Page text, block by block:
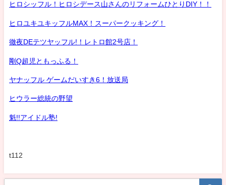
ヒロシッフル！ヒロシデース山さんのリフォームひとりDIY！！
ヒロユキユキッフルMAX！スーパークッキング！
徹夜DEテツヤッフル!！レトロ館2号店！
剛Q超児ともっふる！
ヤナッフル ゲームだいすき6！放送局
ヒウラー総統の野望
魁!!アイドル塾!
t112